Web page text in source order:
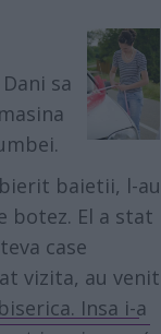
sa
baietii, l-au
botez. El a stat
case
vizita, au venit
Insa i-a